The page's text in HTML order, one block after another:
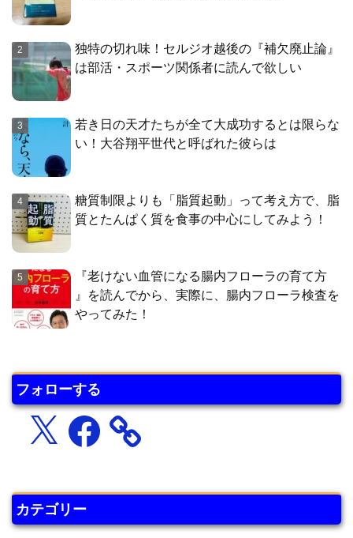
独特の切れ味！セルジオ越後の『補欠廃止論』
は部活・スポーツ関係者に読んで欲しい
若き日の天才たちが全て大成功するとは限らな
い！大谷翔平世代と呼ばれた彼らは
糖質制限よりも「脂質起動」って考え方で、脂
質とたんぱく質を食事の中心にしてみよう！
『老けない血管になる腸内フローラの育て方
』を読んでから、実際に、腸内フローラ検査を
やってみた！
フォローする
X Facebook
カテゴリー